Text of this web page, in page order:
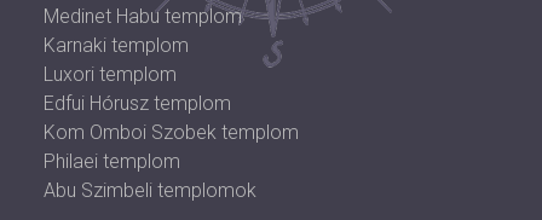
Medinet Habu templom
Karnaki templom
Luxori templom
Edfui Hórusz templom
Kom Omboi Szobek templom
Philaei templom
Abu Szimbeli templomok